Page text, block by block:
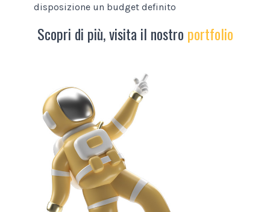
disposizione un budget definito
Scopri di più, visita il nostro portfolio